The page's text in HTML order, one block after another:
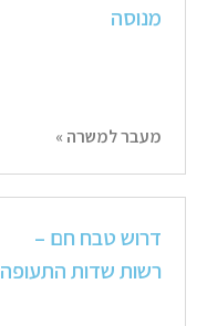
מנוסה
מעבר למשרה »
דרוש טבח חם –
רשות שדות התעופה